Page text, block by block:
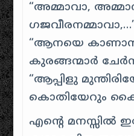
“അമ്മാവാ,
ഗജവീരനമ്മാവാ
“ആനയെ
കുരങ്ങന്മാർ
“ആപ്പിളു
കൊതിയേറും
എന്റെ മനസ്സിൽ